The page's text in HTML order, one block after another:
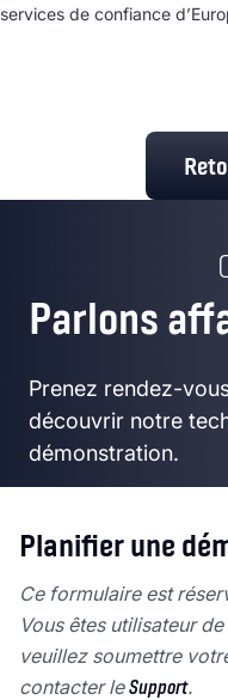
services de confiance
Parlons
Prenez rendez-
découvrir notre
démonstration.
Planifier une
Ce formulaire est
Vous êtes utilisateur
veuillez soumettre
contacter leSupport.